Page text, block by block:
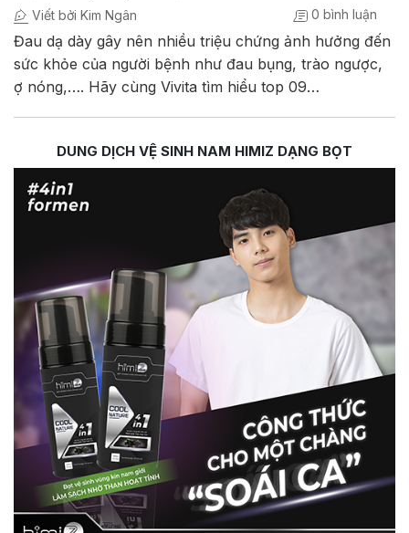
Viết bởi Kim Ngân 0 bình luận
Đau dạ dày gây nên nhiều triệu chứng ảnh hưởng đến
sức khỏe của người bệnh như đau bụng, trào ngược,
ợ nóng,…. Hãy cùng Vivita tìm hiểu top 09…
DUNG DỊCH VỆ SINH NAM HIMIZ DẠNG BỌT